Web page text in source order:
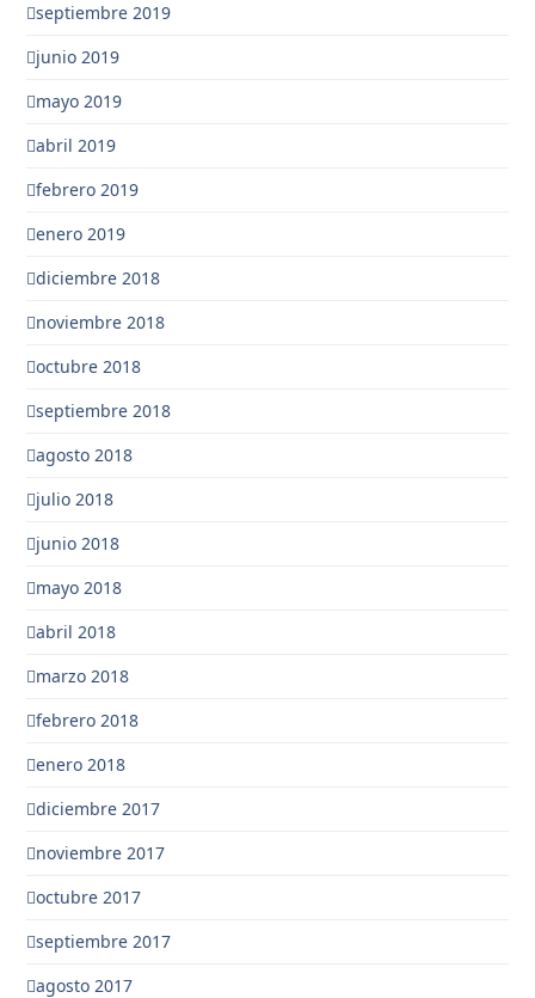
septiembre 2019
junio 2019
mayo 2019
abril 2019
febrero 2019
enero 2019
diciembre 2018
noviembre 2018
octubre 2018
septiembre 2018
agosto 2018
julio 2018
junio 2018
mayo 2018
abril 2018
marzo 2018
febrero 2018
enero 2018
diciembre 2017
noviembre 2017
octubre 2017
septiembre 2017
agosto 2017